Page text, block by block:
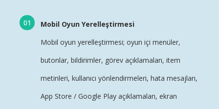
Mobil Oyun Yerelleştirmesi
Mobil oyun yerelleştirmesi; oyun içi menüler,
butonlar, bildirimler, görev açıklamaları, item
metinleri, kullanıcı yönlendirmeleri, hata mesajları,
App Store / Google Play açıklamaları, ekran